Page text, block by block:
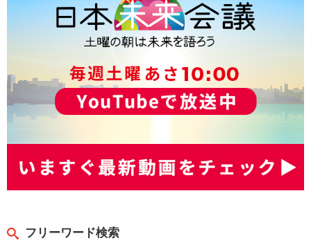
フリーワード検索